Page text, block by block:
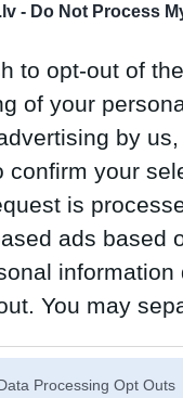
- Do Not Process
to opt-out of
of your
by
confirm your
is
ads based
You may
Processing Opt Outs